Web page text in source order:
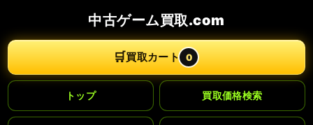
中古ゲーム買取.com
🛒買取カート 0
トップ 買取価格検索